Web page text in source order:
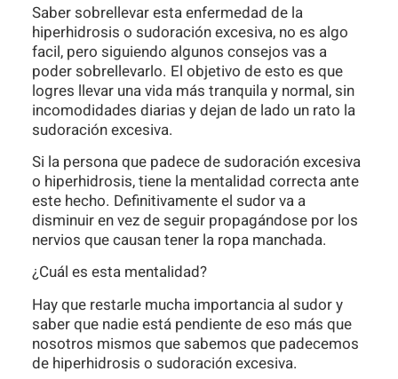
Saber sobrellevar esta enfermedad de la
hiperhidrosis o sudoración excesiva, no es algo
facil, pero siguiendo algunos consejos vas a
poder sobrellevarlo. El objetivo de esto es que
logres llevar una vida más tranquila y normal, sin
incomodidades diarias y dejan de lado un rato la
sudoración excesiva.
Si la persona que padece de sudoración excesiva
o hiperhidrosis, tiene la mentalidad correcta ante
este hecho. Definitivamente el sudor va a
disminuir en vez de seguir propagándose por los
nervios que causan tener la ropa manchada.
¿Cuál es esta mentalidad?
Hay que restarle mucha importancia al sudor y
saber que nadie está pendiente de eso más que
nosotros mismos que sabemos que padecemos
de hiperhidrosis o sudoración excesiva.